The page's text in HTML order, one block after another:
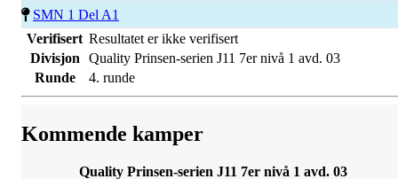
SMN 1 Del A1
Verifisert Resultatet er ikke verifisert
Divisjon
Quality Prinsen-serien J11 7er nivå 1 avd. 03
Runde
4. runde
Kommende kamper
Quality Prinsen-serien J11 7er nivå 1 avd. 03